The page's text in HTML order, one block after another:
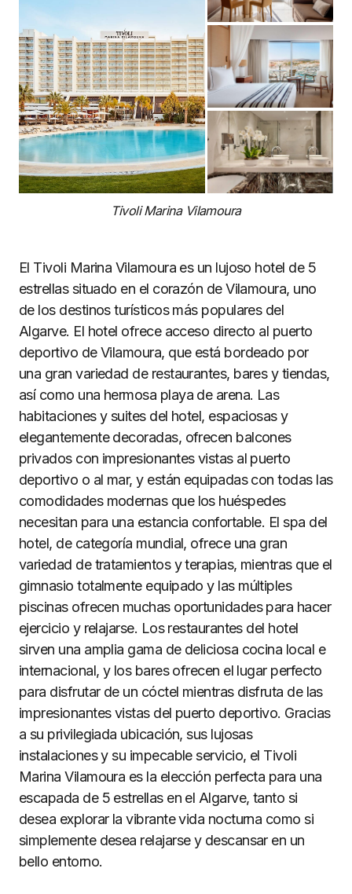
Tivoli Marina Vilamoura
El Tivoli Marina Vilamoura es un lujoso hotel de 5
estrellas situado en el corazón de Vilamoura, uno
de los destinos turísticos más populares del
Algarve. El hotel ofrece acceso directo al puerto
deportivo de Vilamoura, que está bordeado por
una gran variedad de restaurantes, bares y tiendas,
así como una hermosa playa de arena. Las
habitaciones y suites del hotel, espaciosas y
elegantemente decoradas, ofrecen balcones
privados con impresionantes vistas al puerto
deportivo o al mar, y están equipadas con todas las
comodidades modernas que los huéspedes
necesitan para una estancia confortable. El spa del
hotel, de categoría mundial, ofrece una gran
variedad de tratamientos y terapias, mientras que el
gimnasio totalmente equipado y las múltiples
piscinas ofrecen muchas oportunidades para hacer
ejercicio y relajarse. Los restaurantes del hotel
sirven una amplia gama de deliciosa cocina local e
internacional, y los bares ofrecen el lugar perfecto
para disfrutar de un cóctel mientras disfruta de las
impresionantes vistas del puerto deportivo. Gracias
a su privilegiada ubicación, sus lujosas
instalaciones y su impecable servicio, el Tivoli
Marina Vilamoura es la elección perfecta para una
escapada de 5 estrellas en el Algarve, tanto si
desea explorar la vibrante vida nocturna como si
simplemente desea relajarse y descansar en un
bello entorno.